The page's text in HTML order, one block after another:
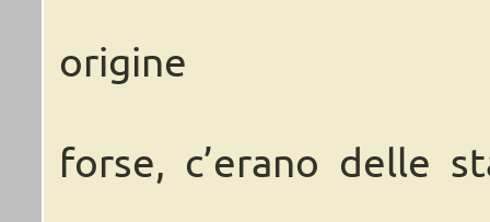
origine
forse, c’erano delle